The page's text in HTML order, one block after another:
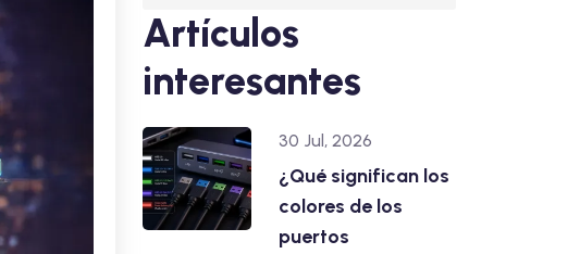
Artículos
interesantes
30 Jul, 2026
¿Qué significan los
colores de los
puertos